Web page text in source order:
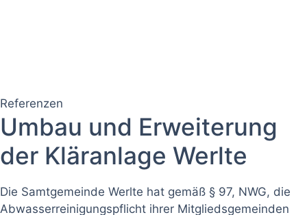
Referenzen
Umbau und Erweiterung
der Kläranlage Werlte
Die Samtgemeinde Werlte hat gemäß § 97, NWG, die
Abwasserreinigungspflicht ihrer Mitgliedsgemeinden